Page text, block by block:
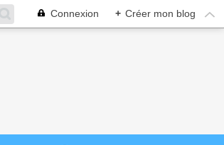
Connexion + Créer mon blog